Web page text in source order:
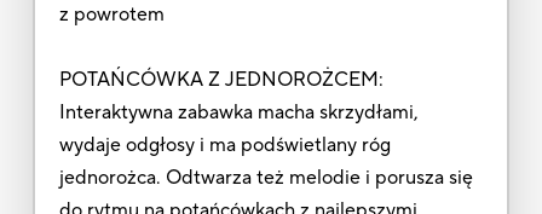
z powrotem
POTAŃCÓWKA Z JEDNOROŻCEM:
Interaktywna zabawka macha skrzydłami,
wydaje odgłosy i ma podświetlany róg
jednorożca. Odtwarza też melodie i porusza się